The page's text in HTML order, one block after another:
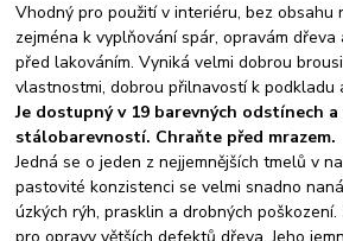
Vhodný pro použití v interiéru, bez obsahu
zejména k vyplňování spár, opravám
před lakováním. Vyniká velmi dobrou
vlastnostmi, dobrou přilnavostí k podkladu
Je dostupný v 19 barevných odstínech a
stálobarevností. Chraňte před mrazem.
Jedná se o jeden z nejjemnějších tmelů v
pastovité konzistenci se velmi snadno
úzkých rýh, prasklin a drobných